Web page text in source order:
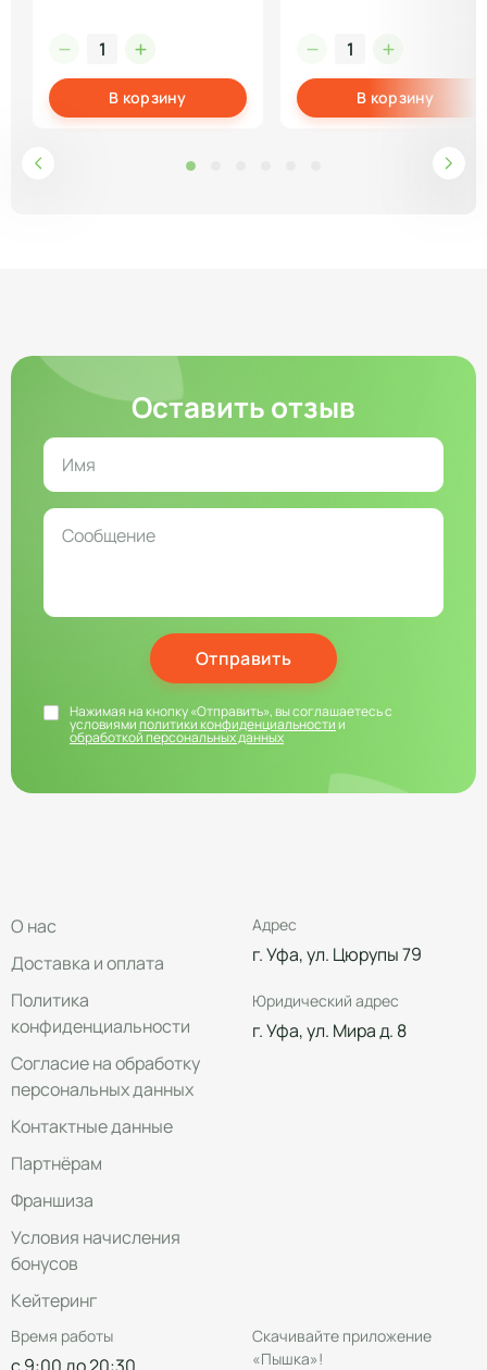
В корзину В корзину
Оставить отзыв
Отправить
Нажимая на кнопку «Отправить», вы соглашаетесь с
условиямиполитики конфиденциальностии
обработкой персональных данных
О нас
Доставка и оплата
Политика
конфиденциальности
Согласие на обработку
персональных данных
Контактные данные
Партнёрам
Франшиза
Условия начисления
бонусов
Кейтеринг
Адрес
г. Уфа, ул. Цюрупы 79
Юридический адрес
г. Уфа, ул. Мира д. 8
Время работы
Скачивайте приложение
«Пышка»!